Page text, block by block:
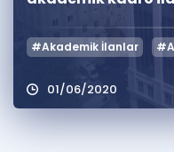
Ücretsiz
Puan Hesaplama
Hakkımızda
Soru & Cevap
#Akademik İlanlar
01/06/2020